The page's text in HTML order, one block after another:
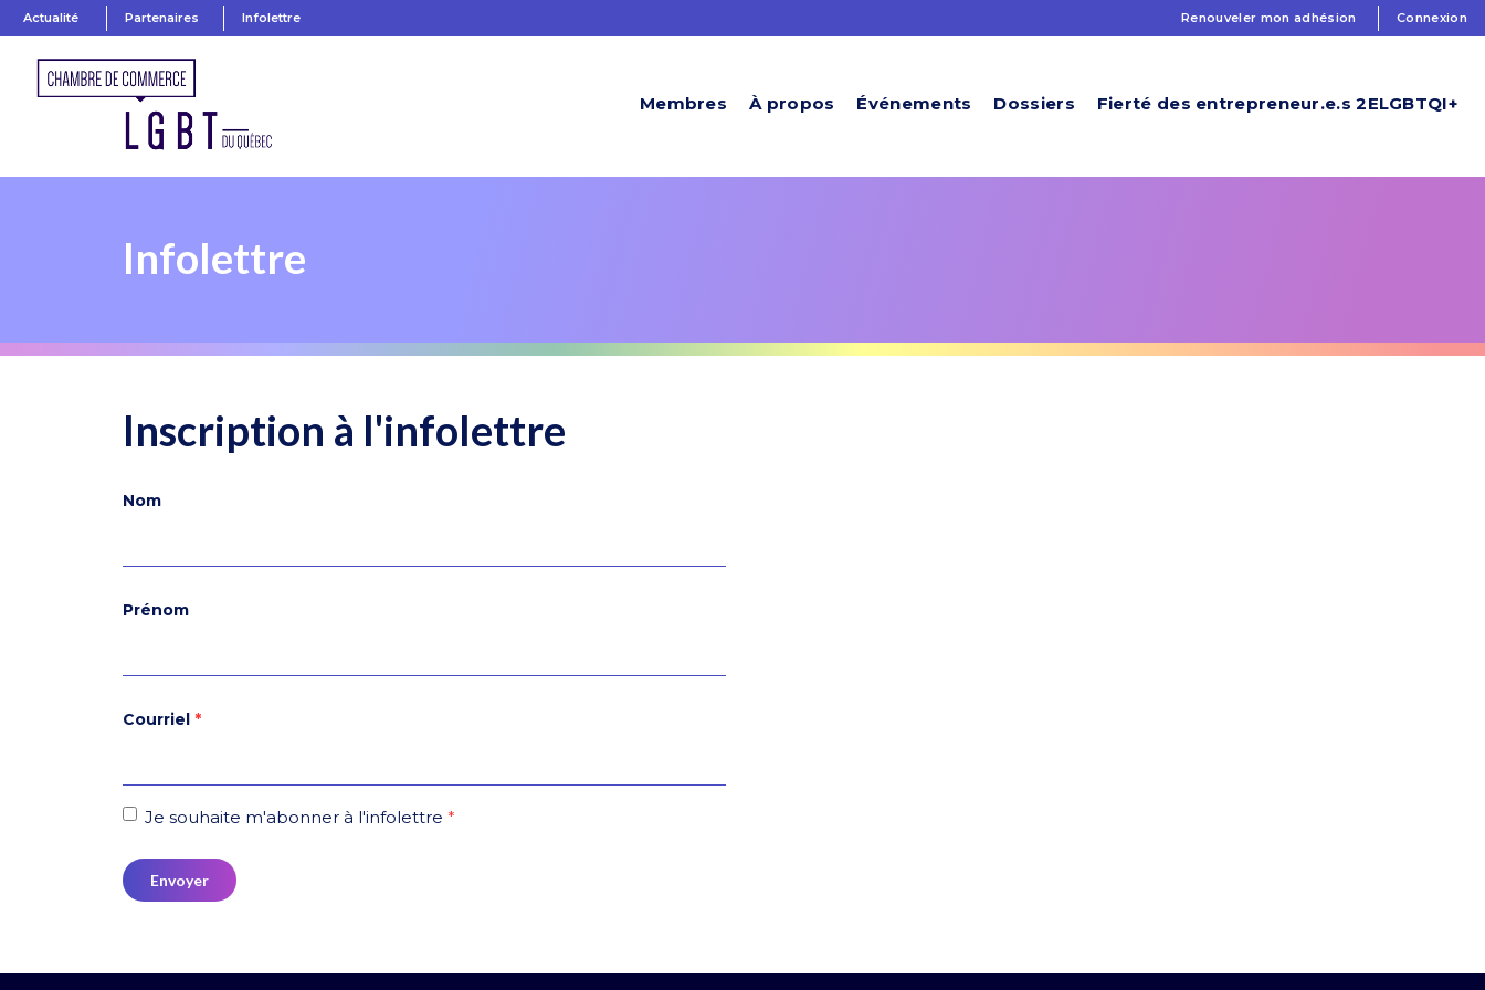
Actualité Partenaires Infolettre Renouveler mon adhésion Connexion
Membres À propos Événements Dossiers Fierté des entrepreneur.e.s 2ELGBTQI+
Infolettre
Inscription à l'infolettre
Nom
Prénom
Courriel *
Je souhaite m'abonner à l'infolettre *
Envoyer